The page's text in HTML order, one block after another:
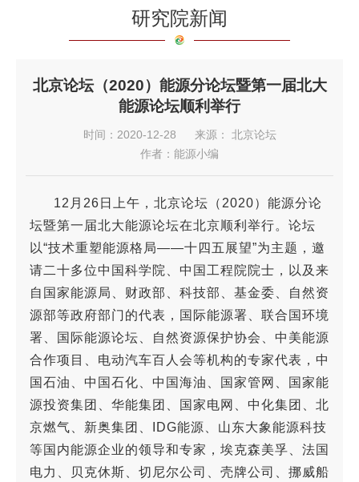
研究院新闻
北京论坛（2020）能源分论坛暨第一届北大
能源论坛顺利举行
时间：2020-12-28
来源： 北京论坛
作者：能源小编
12月26日上午，北京论坛（2020）能源分论
坛暨第一届北大能源论坛在北京顺利举行。 论坛
以“技术重塑能源格局——十四五展望”为主题，邀
请二十多位中国科学院、中国工程院院士，以及来
自国家能源局、财政部、科技部、基金委、自然资
源部等政府部门的代表，国际能源署、联合国环境
署、国际能源论坛、自然资源保护协会、中美能源
合作项目、电动汽车百人会等机构的专家代表，中
国石油、中国石化、中国海油、国家管网、国家能
源投资集团、华能集团、国家电网、中化集团、北
京燃气、新奥集团、IDG能源、山东大象能源科技
等国内能源企业的领导和专家，埃克森美孚、法国
电力、贝克休斯、切尼尔公司、壳牌公司、挪威船